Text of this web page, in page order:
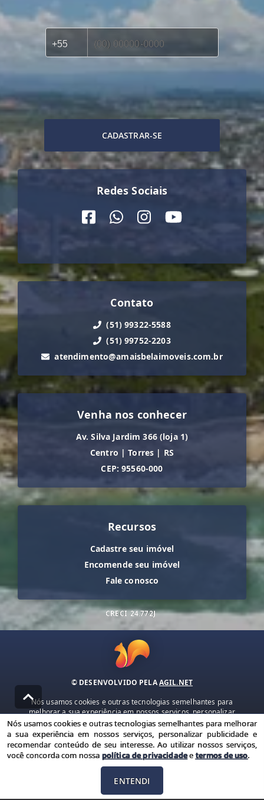
CADASTRAR-SE
Redes Sociais
Contato
(51) 99322-5588
(51) 99752-2203
atendimento@amaisbelaimoveis.com.br
Venha nos conhecer
Av. Silva Jardim 366 (loja 1)
Centro | Torres | RS
CEP: 95560-000
Recursos
Cadastre seu imóvel
Encomende seu imóvel
Fale conosco
CRECI 24.772J
© DESENVOLVIDO PELAAGIL.NET
Nós usamos cookies e outras tecnologias semelhantes para
melhorar a sua experiência em nossos serviços, personalizar
publicidade e recomendar conteúdo de seu interesse. Ao utilizar
nossos serviços, você concorda com nossa política de privacidade e
termos de uso.
Política de Privacidade Termos de uso
Nós usamos cookies e outras tecnologias semelhantes para melhorar
a sua experiência em nossos serviços, personalizar publicidade e
recomendar conteúdo de seu interesse. Ao utilizar nossos serviços,
você concorda com nossa política de privacidadeetermos de uso.
ENTENDI